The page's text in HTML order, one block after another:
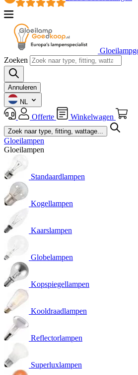
Zoeken
Annuleren
NL
Offerte Winkelwagen
Gloeilampen
Gloeilampen
Standaardlampen
Kogellampen
Kaarslampen
Globelampen
Kopspiegellampen
Kooldraadlampen
Reflectorlampen
Superluxlampen